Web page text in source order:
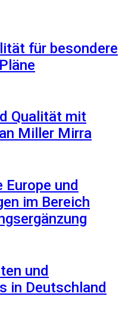
für besondere
Qualität mit
Miller Mirra
Europe und
im Bereich
und
in Deutschland